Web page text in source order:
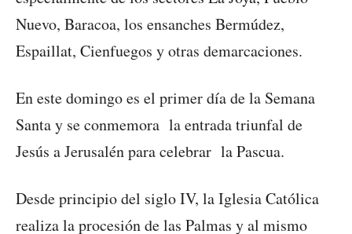
Nuevo, Baracoa, los ensanches Bermúdez,
Espaillat, Cienfuegos y otras demarcaciones.
En este domingo es el primer día de la Semana
Santa y se conmemora la entrada triunfal de
Jesús a Jerusalén para celebrar la Pascua.
Desde principio del siglo IV, la Iglesia Católica
realiza la procesión de las Palmas y al mismo